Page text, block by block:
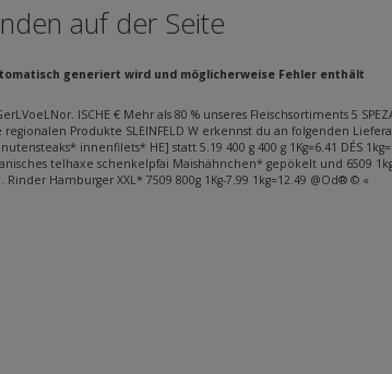
auf der Seite
generiert wird und möglicherweise Fehler enthält
ISCHE € Mehr als 80 % unseres Fleischsortiments 5
regionalen Produkte SLEINFELD W erkennst du an folgenden
innenfilets* HE] statt 5.19 400 g 400 g 1Kg=6.41 DÉS 1kg=
telhaxe schenkelpfai Maishähnchen* gepökelt und 6509
Hamburger XXL* 7509 800g 1Kg-7.99 1kg=12.49 @Od® © «